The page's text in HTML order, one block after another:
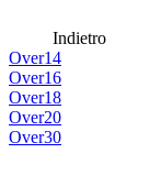
Indietro
Over14
Over16
Over18
Over20
Over30